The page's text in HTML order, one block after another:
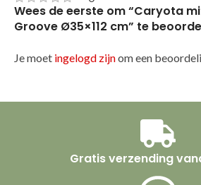
Wees de eerste om “Caryota
Groove Ø35×112 cm” te
Je moet ingelogd zijnom een
Gratis verzending